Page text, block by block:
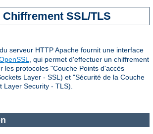
SSL/TLS
du serveur HTTP Apache fournit une interface
, qui permet d'effectuer un chiffrement
les protocoles "Couche Points d'accès
Layer - SSL) et "Sécurité de la Couche
Security - TLS).